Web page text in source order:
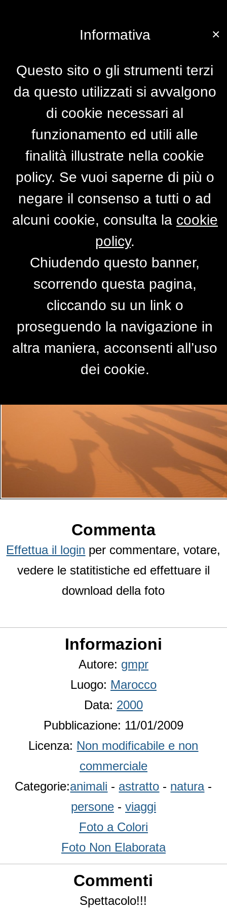
ombre
di gmpr
Commenta
Effettua il login per commentare, votare,
vedere le statitistiche ed effettuare il
download della foto
Informazioni
Autore: gmpr
Luogo: Marocco
Data: 2000
Pubblicazione: 11/01/2009
Licenza: Non modificabile e non
commerciale
Categorie:animali - astratto - natura-
persone - viaggi
Foto a Colori
Foto Non Elaborata
Commenti
Spettacolo!!!
×
Informativa
Questo sito o gli strumenti terzi
da questo utilizzati si avvalgono
di cookie necessari al
funzionamento ed utili alle
finalità illustrate nella cookie
policy. Se vuoi saperne di più o
negare il consenso a tutti o ad
alcuni cookie, consulta la cookie
policy.
Chiudendo questo banner,
scorrendo questa pagina,
cliccando su un link o
proseguendo la navigazione in
altra maniera, acconsenti all’uso
dei cookie.